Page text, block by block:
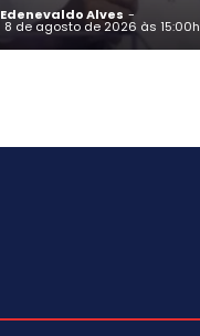
Edenevaldo Alves -
8 de agosto de 2026 às 15:00h